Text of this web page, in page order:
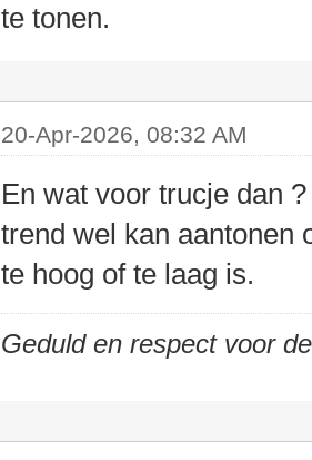
te tonen.
20-Apr-2026, 08:32 AM
En wat voor trucje dan
trend wel kan aantonen
te hoog of te laag is.
Geduld en respect voor